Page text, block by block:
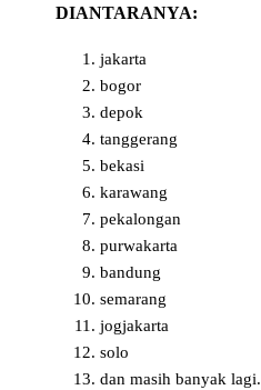
DIANTARANYA:
jakarta
bogor
depok
tanggerang
bekasi
karawang
pekalongan
purwakarta
bandung
semarang
jogjakarta
solo
dan masih banyak lagi.